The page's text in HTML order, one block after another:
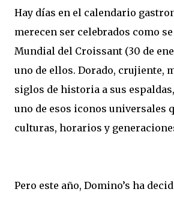
Hay días en el calendario
merecen ser celebrados como se
Mundial del Croissant (30 de
uno de ellos. Dorado, crujiente,
siglos de historia a sus
uno de esos iconos universales
culturas, horarios y
Pero este año, Domino’s ha